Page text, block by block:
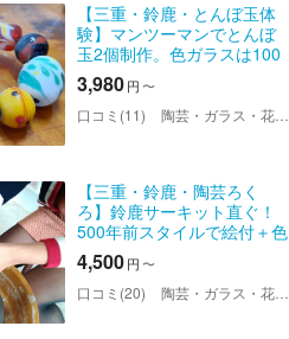
【三重・鈴鹿・とんぼ玉体
験】マンツーマンでとんぼ
玉2個制作。色ガラスは100
種類～
3,980円 〜
口コミ(11) 陶芸・ガラス・花キャンドル教室ちよの＜鈴鹿店＞
【三重・鈴鹿・陶芸ろく
ろ】鈴鹿サーキット直ぐ！
500年前スタイルで絵付＋色
付け付きろくろ体験！
4,500円 〜
口コミ(20) 陶芸・ガラス・花キャンドル教室ちよの＜鈴鹿店＞